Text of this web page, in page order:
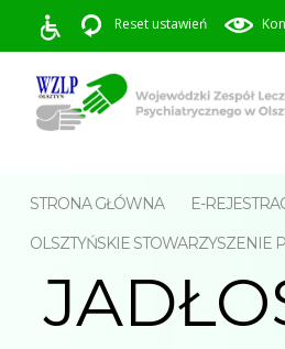
Reset ustawień
STRONA GŁÓWNA E-
OLSZTYŃSKIE